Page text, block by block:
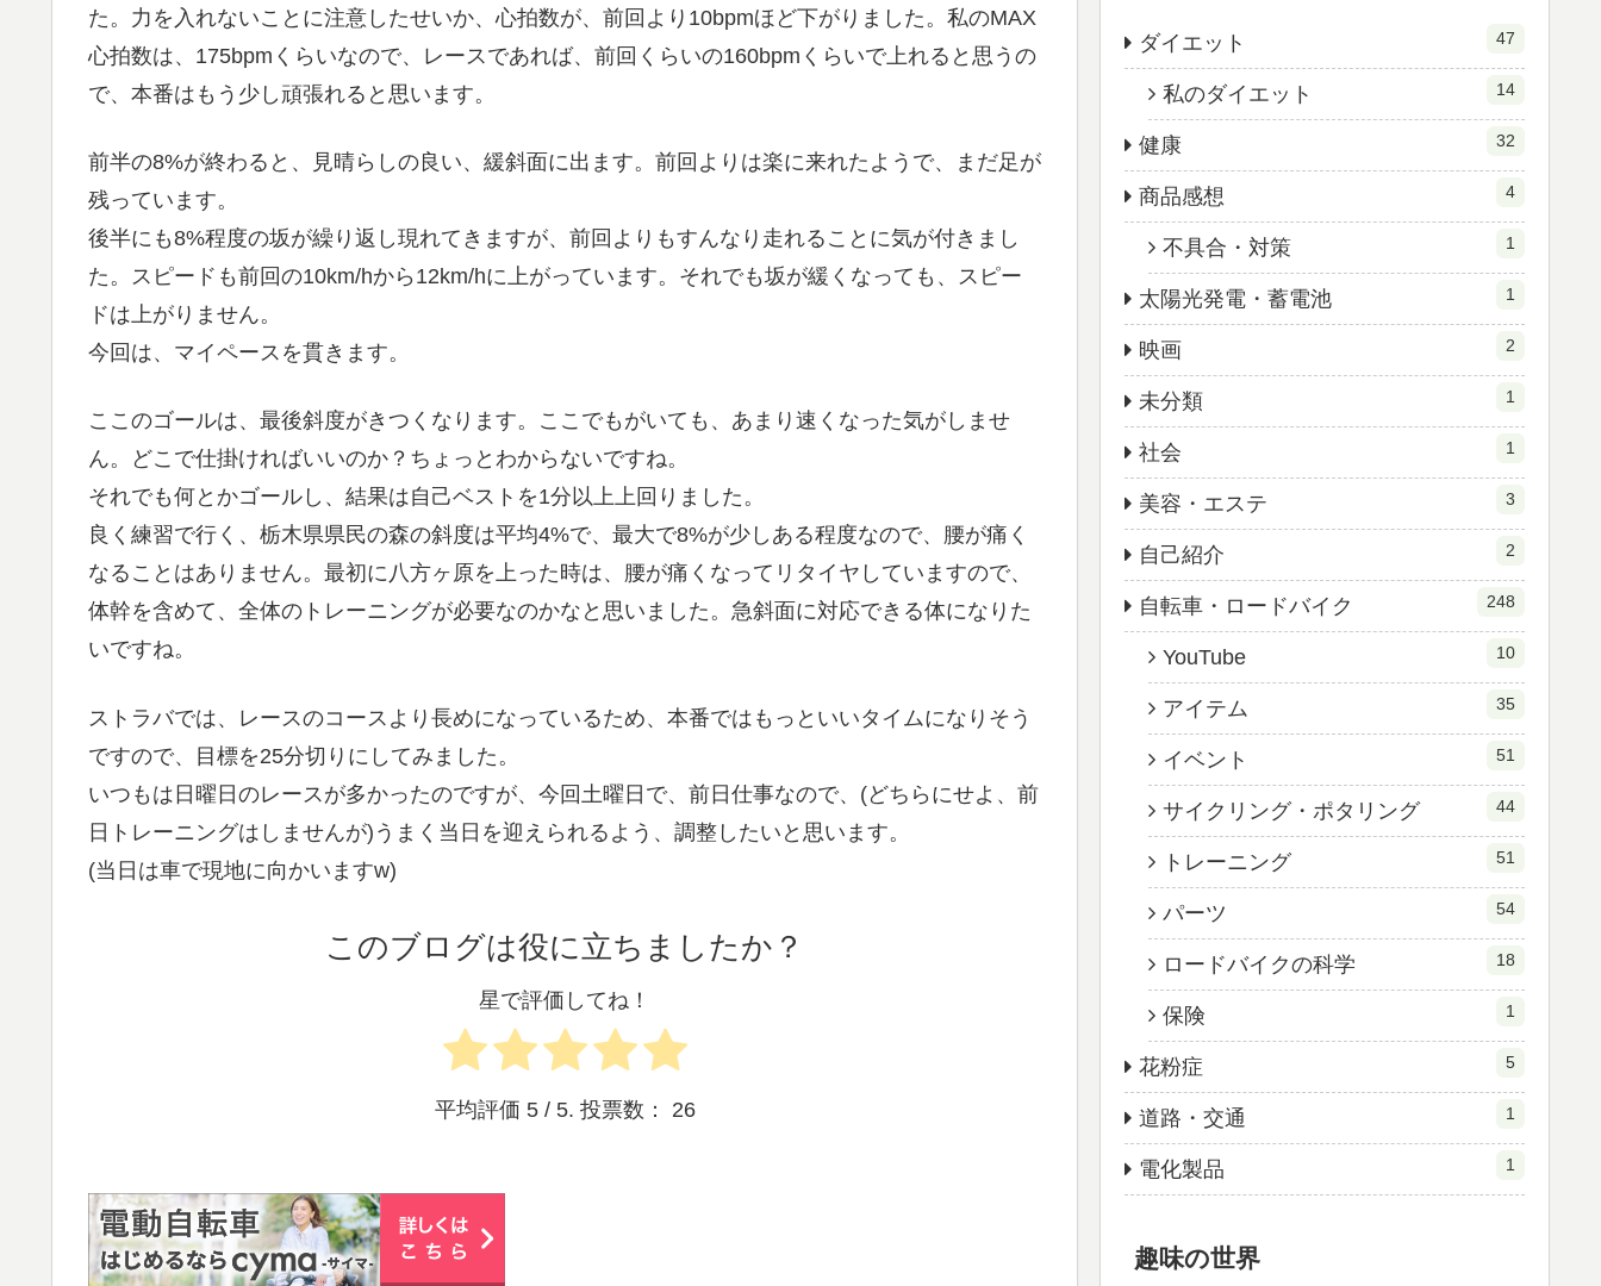
た。力を入れないことに注意したせいか、心拍数が、前回より10bpmほど下がりました。私のMAX
心拍数は、175bpmくらいなので、レースであれば、前回くらいの160bpmくらいで上れると思うの
で、本番はもう少し頑張れると思います。
前半の8%が終わると、見晴らしの良い、緩斜面に出ます。前回よりは楽に来れたようで、まだ足が
残っています。
後半にも8%程度の坂が繰り返し現れてきますが、前回よりもすんなり走れることに気が付きまし
た。スピードも前回の10km/hから12km/hに上がっています。それでも坂が緩くなっても、スピー
ドは上がりません。
今回は、マイペースを貫きます。
ここのゴールは、最後斜度がきつくなります。ここでもがいても、あまり速くなった気がしませ
ん。どこで仕掛ければいいのか？ちょっとわからないですね。
それでも何とかゴールし、結果は自己ベストを1分以上上回りました。
良く練習で行く、栃木県県民の森の斜度は平均4%で、最大で8%が少しある程度なので、腰が痛く
なることはありません。最初に八方ヶ原を上った時は、腰が痛くなってリタイヤしていますので、
体幹を含めて、全体のトレーニングが必要なのかなと思いました。急斜面に対応できる体になりた
いですね。
ストラバでは、レースのコースより長めになっているため、本番ではもっといいタイムになりそう
ですので、目標を25分切りにしてみました。
いつもは日曜日のレースが多かったのですが、今回土曜日で、前日仕事なので、(どちらにせよ、前
日トレーニングはしませんが)うまく当日を迎えられるよう、調整したいと思います。
(当日は車で現地に向かいますw)
このブログは役に立ちましたか？
星で評価してね！
平均評価 5/ 5. 投票数： 26
ダイエット 47
私のダイエット 14
健康 32
商品感想 4
不具合・対策 1
太陽光発電・蓄電池 1
映画 2
未分類 1
社会 1
美容・エステ 3
自己紹介 2
自転車・ロードバイク 248
YouTube 10
アイテム 35
イベント 51
サイクリング・ポタリング 44
トレーニング 51
パーツ 54
ロードバイクの科学 18
保険 1
花粉症 5
道路・交通 1
電化製品 1
趣味の世界